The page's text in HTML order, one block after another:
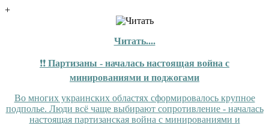
+
Читать....
❗❗ Партизаны - началась настоящая война с
минированиями и поджогами
Во многих украинских областях сформировалось крупное
подполье. Люди всё чаще выбирают сопротивление - началась
настоящая партизанская война с минированиями и